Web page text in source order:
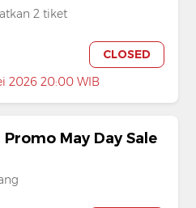
2 tiket
CLOSED
2026 20:00 WIB
May Day Sale